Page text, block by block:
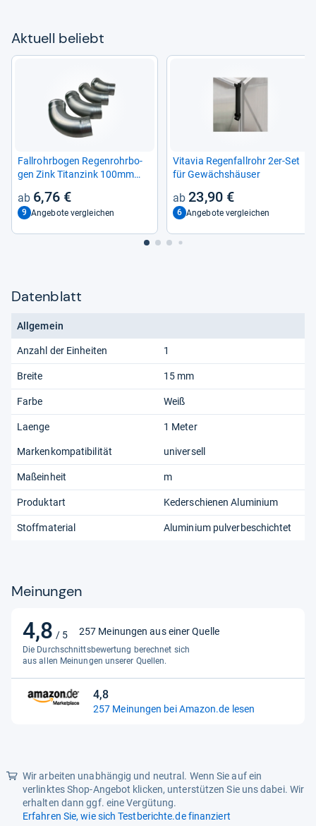
Aktu­ell beliebt
Fall­rohr­bo­gen Regen­rohr­bo­
gen Zink Titan­zink 100mm
72° 856,76 €
9 Angebote vergleichen
Vita­via Regen­fall­rohr 2er-​Set
für Gewächs­häu­ser
23,90 €
6 Angebote vergleichen
Datenblatt
Allgemein
Anzahl der Einheiten 1
Breite 15 mm
Farbe Weiß
Laenge 1 Meter
Markenkompatibilität universell
Maßeinheit m
Produktart Kederschienen Aluminium
Stoffmaterial Aluminium pulverbeschichtet
Meinungen
4,8 / 5
4,8
von
5
Sternen
257 Meinungen aus einer Quelle
Die Durchschnittsbewertung berechnet sich
aus allen Meinungen unserer Quellen.
4,8
4,8
von
257 Meinungen bei Amazon.de lesen
Wir arbeiten unabhängig und neutral. Wenn Sie auf ein
verlinktes Shop-Angebot klicken, unterstützen Sie uns dabei. Wir
erhalten dann ggf. eine Vergütung.
Erfahren Sie, wie sich Testberichte.de finanziert